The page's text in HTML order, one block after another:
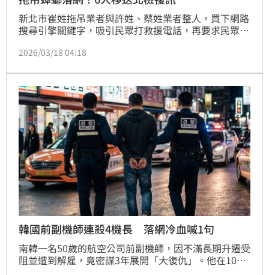
新北市崔姓拖吊業者與許姓、蔡姓業者整人，買下網路
搜尋引擎關鍵字，吸引民眾打救援電話，再要求民眾簽
費用。台北市刑警大隊循線逮補許男等6人到案，訊後
皆低頭不發一語。至於崔姓男子，已潛逃出境。
2026/03/18 04:18
韓國前副機師連殺4機長 落網冷血喊1句
南韓一名50歲的航空公司前副機師，因不滿長期升遷受
阻並遭到解雇，竟密謀3年展開「大復仇」。他在10小